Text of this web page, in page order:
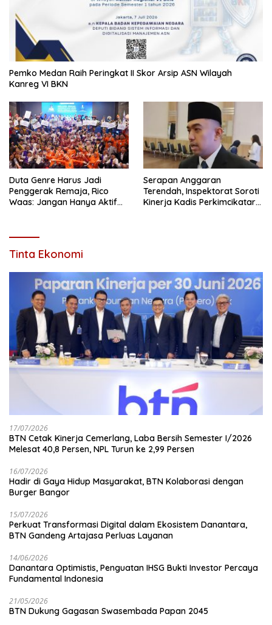
Pemko Medan Raih Peringkat II Skor Arsip ASN Wilayah
Kanreg VI BKN
Duta Genre Harus Jadi
Penggerak Remaja, Rico
Waas: Jangan Hanya Aktif
Serapan Anggaran
Terendah, Inspektorat Soroti
Kinerja Kadis Perkimcikataru
Tinta Ekonomi
17/07/2026
BTN Cetak Kinerja Cemerlang, Laba Bersih Semester I/2026
Melesat 40,8 Persen, NPL Turun ke 2,99 Persen
16/07/2026
Hadir di Gaya Hidup Masyarakat, BTN Kolaborasi dengan
Burger Bangor
15/07/2026
Perkuat Transformasi Digital dalam Ekosistem Danantara,
BTN Gandeng Artajasa Perluas Layanan
14/06/2026
Danantara Optimistis, Penguatan IHSG Bukti Investor Percaya
Fundamental Indonesia
21/05/2026
BTN Dukung Gagasan Swasembada Papan 2045